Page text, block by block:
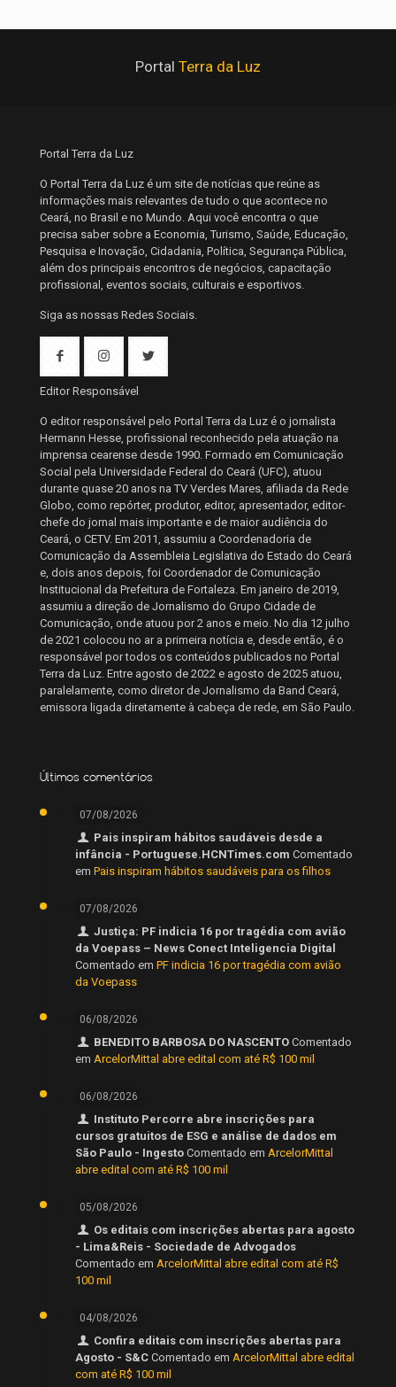
Portal Terra da Luz
Portal Terra da Luz
O Portal Terra da Luz é um site de notícias que reúne as
informações mais relevantes de tudo o que acontece no
Ceará, no Brasil e no Mundo. Aqui você encontra o que
precisa saber sobre a Economia, Turismo, Saúde, Educação,
Pesquisa e Inovação, Cidadania, Política, Segurança Pública,
além dos principais encontros de negócios, capacitação
profissional, eventos sociais, culturais e esportivos.
Siga as nossas Redes Sociais.
Editor Responsável
O editor responsável pelo Portal Terra da Luz é o jornalista
Hermann Hesse, profissional reconhecido pela atuação na
imprensa cearense desde 1990. Formado em Comunicação
Social pela Universidade Federal do Ceará (UFC), atuou
durante quase 20 anos na TV Verdes Mares, afiliada da Rede
Globo, como repórter, produtor, editor, apresentador, editor-
chefe do jornal mais importante e de maior audiência do
Ceará, o CETV. Em 2011, assumiu a Coordenadoria de
Comunicação da Assembleia Legislativa do Estado do Ceará
e, dois anos depois, foi Coordenador de Comunicação
Institucional da Prefeitura de Fortaleza. Em janeiro de 2019,
assumiu a direção de Jornalismo do Grupo Cidade de
Comunicação, onde atuou por 2 anos e meio. No dia 12 julho
de 2021 colocou no ar a primeira notícia e, desde então, é o
responsável por todos os conteúdos publicados no Portal
Terra da Luz. Entre agosto de 2022 e agosto de 2025 atuou,
paralelamente, como diretor de Jornalismo da Band Ceará,
emissora ligada diretamente à cabeça de rede, em São Paulo.
Últimos comentários
07/08/2026
Pais inspiram hábitos saudáveis desde a
infância - Portuguese.HCNTimes.com Comentado
em Pais inspiram hábitos saudáveis para os filhos
07/08/2026
Justiça: PF indicia 16 por tragédia com avião
da Voepass – News Conect Inteligencia Digital
Comentado em PF indicia 16 por tragédia com avião
da Voepass
06/08/2026
BENEDITO BARBOSA DO NASCENTO Comentado
em ArcelorMittal abre edital com até R$ 100 mil
06/08/2026
Instituto Percorre abre inscrições para
cursos gratuitos de ESG e análise de dados em
São Paulo - Ingesto Comentado em ArcelorMittal
abre edital com até R$ 100 mil
05/08/2026
Os editais com inscrições abertas para agosto
- Lima&Reis - Sociedade de Advogados
Comentado em ArcelorMittal abre edital com até R$
100 mil
04/08/2026
Confira editais com inscrições abertas para
Agosto - S&C Comentado em ArcelorMittal abre edital
com até R$ 100 mil